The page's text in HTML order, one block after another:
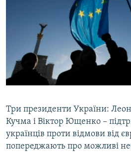
ДЕПОРТАЦІЯ
ВІДЕОУРОКИ «ELIFBE»
СВІДЧЕННЯ ОКУПАЦІЇ
УКРАЇНСЬКА ПРОБЛЕМА КРИМУ
ЯК ОБІЙТИ БЛОКУВАННЯ
Русский
Qırımtatar
Усі сайти RFE/RL
Три президенти України:
Кучма і Віктор Ющенко –
українців проти відмови від
попереджають про можливі